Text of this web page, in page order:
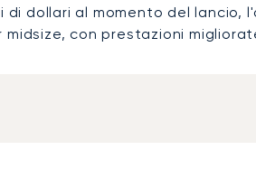
dollari al momento del lancio,
con prestazioni